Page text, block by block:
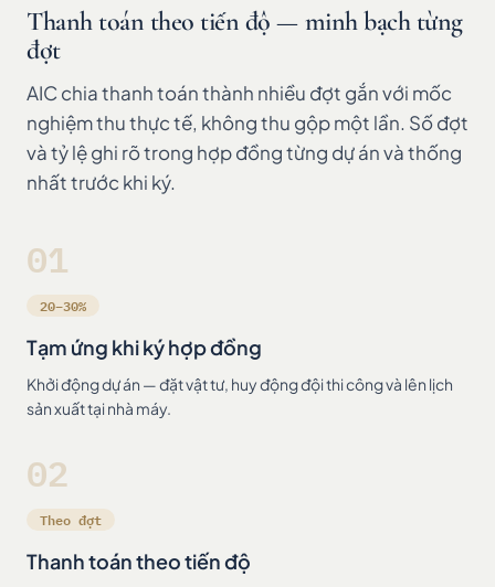
Thanh toán theo tiến độ — minh bạch từng
đợt
AIC chia thanh toán thành nhiều đợt gắn với mốc
nghiệm thu thực tế, không thu gộp một lần. Số đợt
và tỷ lệ ghi rõ trong hợp đồng từng dự án và thống
nhất trước khi ký.
01
20–30%
Tạm ứng khi ký hợp đồng
Khởi động dự án — đặt vật tư, huy động đội thi công và lên lịch
sản xuất tại nhà máy.
02
Theo đợt
Thanh toán theo tiến độ